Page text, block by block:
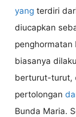
yang terdiri
diucapkan
penghormatan
biasanya
berturut-turut,
pertolongan
Bunda Maria.